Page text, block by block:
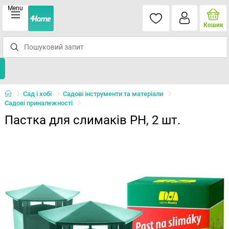
Menu
Кошик
Сад і хобі
Садові інструменти та матеріали
Садові приналежності
Пастка для слимаків PH, 2 шт.